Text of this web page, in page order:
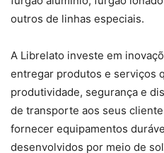
outros de linhas especiais.
A Librelato investe em
entregar produtos e serviços
produtividade, segurança e
de transporte aos seus
fornecer equipamentos
desenvolvidos por meio de